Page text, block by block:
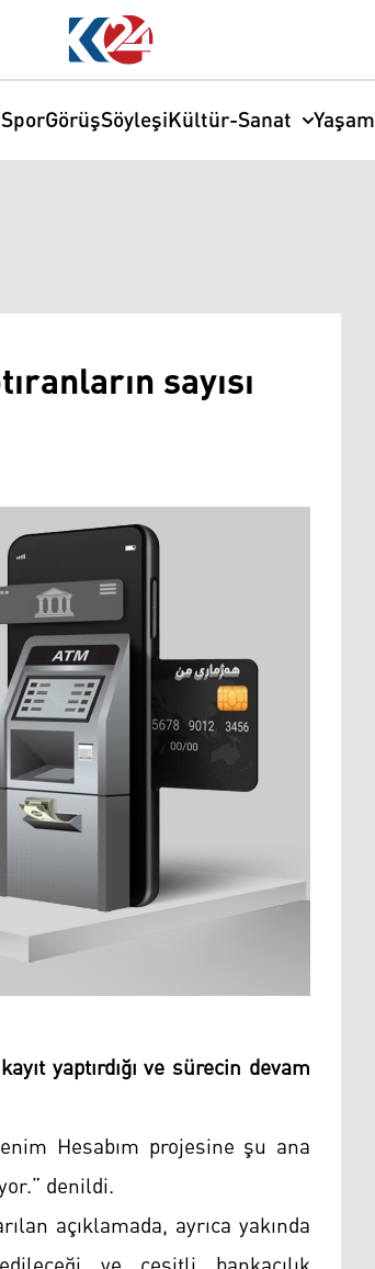
SporGörüşSöyleşiKültür-Sanat Yaşam
sayısı
yaptırdığı ve sürecin devam
Hesabım projesine şu ana
denildi.
açıklamada, ayrıca yakında